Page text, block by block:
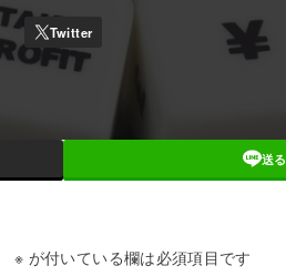
送る
※ が付いている欄は必須項目です